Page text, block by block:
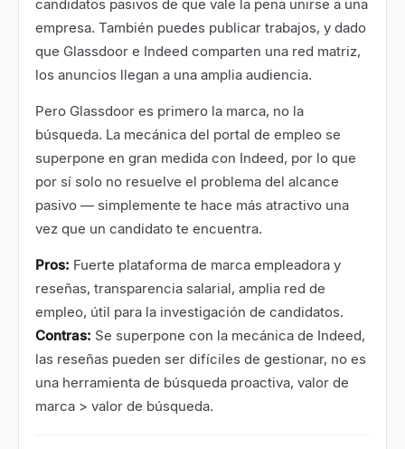
candidatos pasivos de que vale la pena unirse a una
empresa. También puedes publicar trabajos, y dado
que Glassdoor e Indeed comparten una red matriz,
los anuncios llegan a una amplia audiencia.
Pero Glassdoor es primero la marca, no la
búsqueda. La mecánica del portal de empleo se
superpone en gran medida con Indeed, por lo que
por sí solo no resuelve el problema del alcance
pasivo — simplemente te hace más atractivo una
vez que un candidato te encuentra.
Pros: Fuerte plataforma de marca empleadora y
reseñas, transparencia salarial, amplia red de
empleo, útil para la investigación de candidatos.
Contras: Se superpone con la mecánica de Indeed,
las reseñas pueden ser difíciles de gestionar, no es
una herramienta de búsqueda proactiva, valor de
marca > valor de búsqueda.